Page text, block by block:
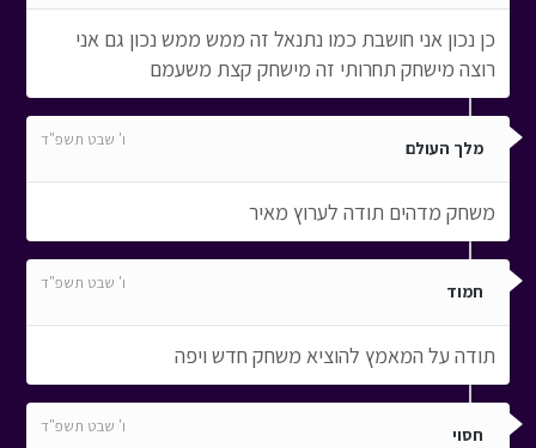
כן נכון אני חושבת כמו נתנאל זה ממש ממש נכון גם אני
רוצה מישחק תחרותי זה מישחק קצת משעמם
מלך העולם ו' שבט תשפ"ד
משחק מדהים תודה לערוץ מאיר
חמוד ו' שבט תשפ"ד
תודה על המאמץ להוציא משחק חדש ויפה
חסוי ו' שבט תשפ"ד